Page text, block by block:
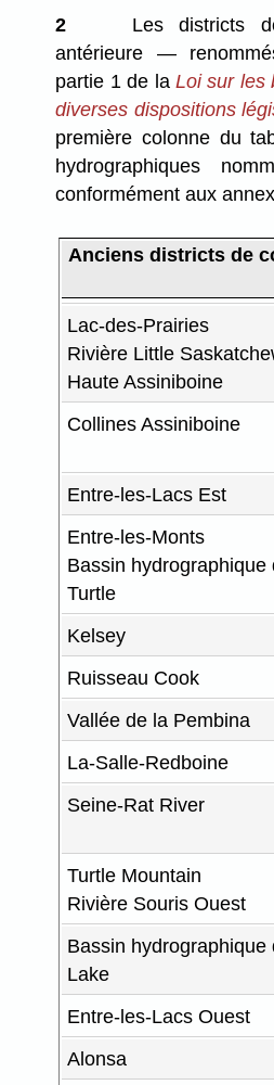
2
Les districts
antérieure —
partie 1 de laLoi sur les
diverses dispositions
première colonne du
hydrographiques
conformément aux
Anciens districts de
Lac-des-Prairies
Rivière Little
Haute Assiniboine
Collines Assiniboine
Entre-les-Lacs Est
Entre-les-Monts
Bassin hydrographique
Turtle
Kelsey
Ruisseau Cook
Vallée de la Pembina
La-Salle-Redboine
Seine-Rat River
Turtle Mountain
Rivière Souris Ouest
Bassin hydrographique
Lake
Entre-les-Lacs Ouest
Alonsa